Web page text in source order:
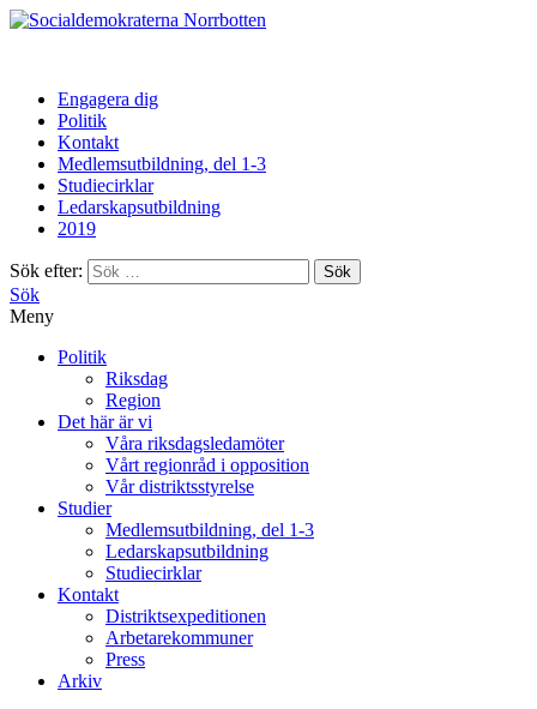
Norrbotten
Engagera dig
Politik
Kontakt
Medlemsutbildning, del 1-3
Studiecirklar
Ledarskapsutbildning
2019
Sök efter:
Sök
Meny
Politik
Riksdag
Region
Det här är vi
Våra riksdagsledamöter
Vårt regionråd i opposition
Vår distriktsstyrelse
Studier
Medlemsutbildning, del 1-3
Ledarskapsutbildning
Studiecirklar
Kontakt
Distriktsexpeditionen
Arbetarekommuner
Press
Arkiv